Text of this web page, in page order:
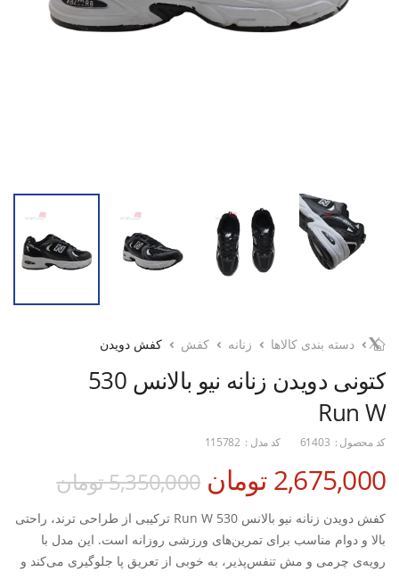
دسته بندی کالاها زنانه کفش کفش دویدن
کتونی دویدن زنانه نیو بالانس 530
Run W
کد محصول : 61403 کد مدل : 115782
2,675,000 تومان 5,350,000 تومان
کفش دویدن زنانه نیو بالانس 530 Run W ترکیبی از طراحی ترند، راحتی
بالا و دوام مناسب برای تمرین‌های ورزشی روزانه است. این مدل با
رویه‌ی چرمی و مش تنفس‌پذیر، به خوبی از تعریق پا جلوگیری می‌کند و